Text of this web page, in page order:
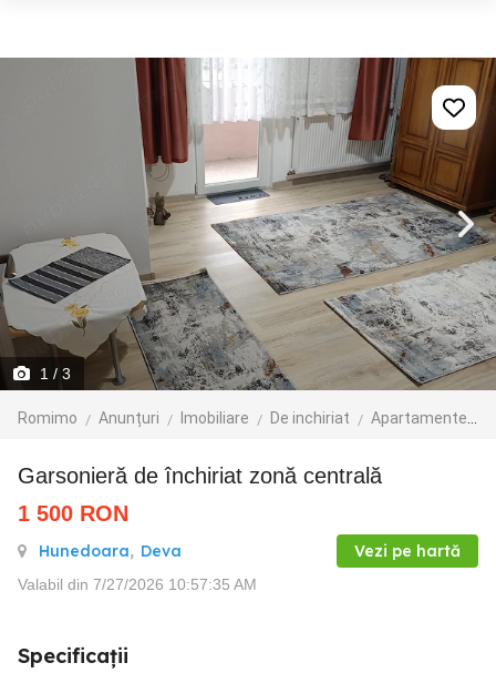
1 / 3
Romimo Anunțuri Imobiliare De inchiriat Apartamente de inchiriat
Garsonieră de închiriat zonă centrală
1 500 RON
Hunedoara, Deva Vezi pe hartă
Valabil din 7/27/2026 10:57:35 AM
Specificații